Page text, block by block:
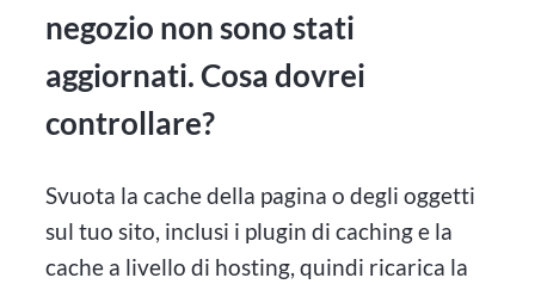
negozio non sono stati
aggiornati. Cosa dovrei
controllare?
Svuota la cache della pagina o degli oggetti
sul tuo sito, inclusi i plugin di caching e la
cache a livello di hosting, quindi ricarica la